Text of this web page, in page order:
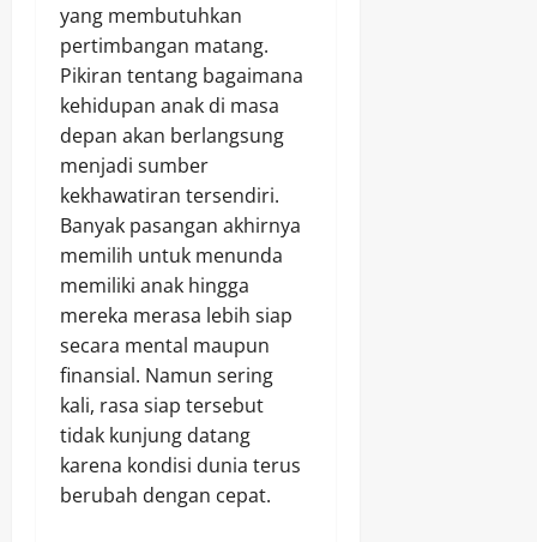
yang membutuhkan
pertimbangan matang.
Pikiran tentang bagaimana
kehidupan anak di masa
depan akan berlangsung
menjadi sumber
kekhawatiran tersendiri.
Banyak pasangan akhirnya
memilih untuk menunda
memiliki anak hingga
mereka merasa lebih siap
secara mental maupun
finansial. Namun sering
kali, rasa siap tersebut
tidak kunjung datang
karena kondisi dunia terus
berubah dengan cepat.